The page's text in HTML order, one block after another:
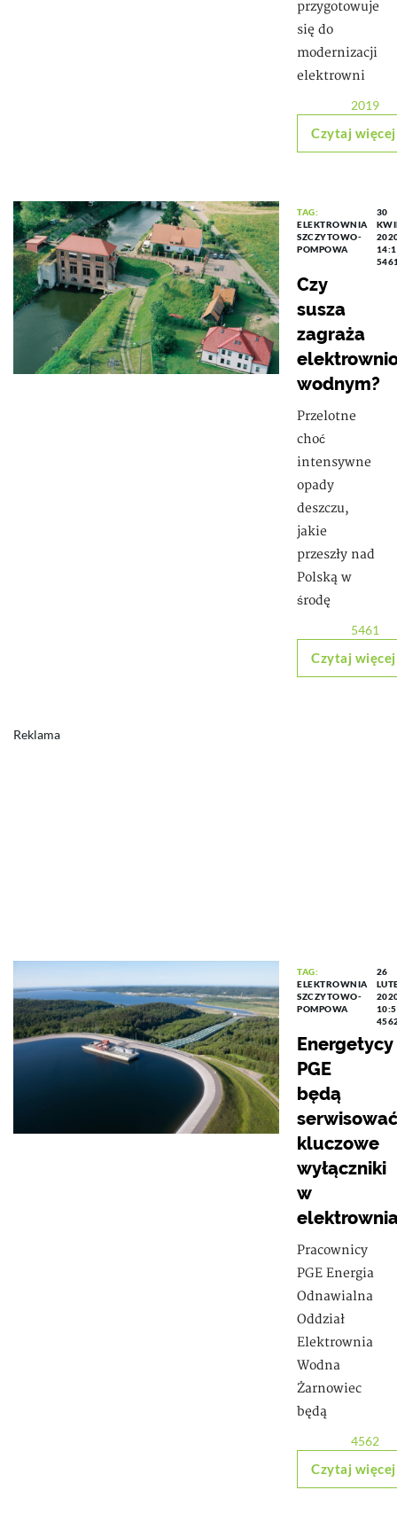
przygotowuje
się do
modernizacji
elektrowni
2019
Czytaj więcej
TAG:
ELEKTROWNIA
SZCZYTOWO-
POMPOWA
30
Czy
susza
zagraża
wodnym?
Przelotne
choć
intensywne
opady
deszczu,
jakie
przeszły nad
Polską w
środę
5461
Czytaj więcej
Reklama
TAG:
ELEKTROWNIA
SZCZYTOWO-
POMPOWA
26
Energetycy
PGE
będą
serwisować
kluczowe
wyłączniki
w
Pracownicy
PGE Energia
Odnawialna
Oddział
Elektrownia
Wodna
Żarnowiec
będą
4562
Czytaj więcej